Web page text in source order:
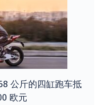
公斤的四缸跑车抵
欧元